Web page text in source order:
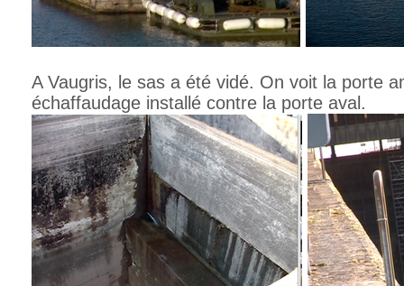
A Vaugris, le sas a été vidé. On voit la porte
échaffaudage installé contre la porte aval.